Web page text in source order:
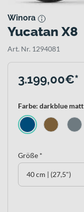
Winora
Yucatan X8
Art. Nr. 1294081
3.199,00€*
Farbe: darkblue matt
Größe *
40 cm | (27,5")